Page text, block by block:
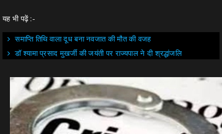
यह भी पढ़ें :-
समाप्ति तिथि वाला दूध बना नवजात की मौत की वजह
डॉ श्यामा प्रसाद मुखर्जी की जयंती पर राज्यपाल ने दी श्रद्धांजलि